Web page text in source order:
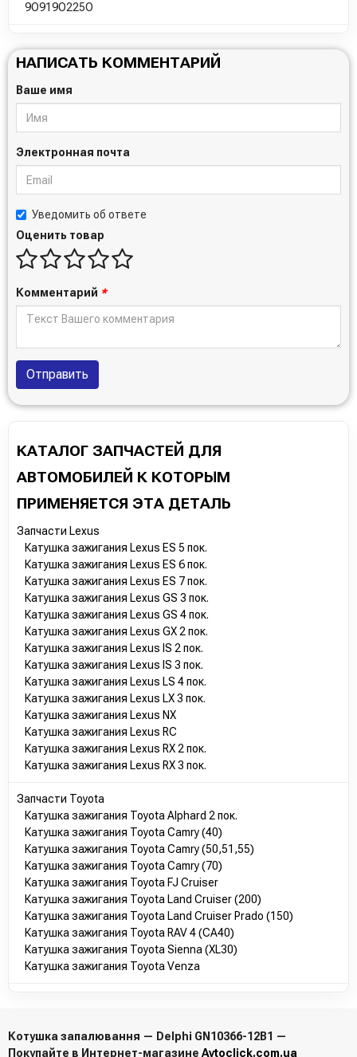
9O919O225O
НАПИСАТЬ КОММЕНТАРИЙ
Ваше имя
Электронная почта
Уведомить об ответе
Оценить товар
Комментарий *
Отправить
КАТАЛОГ ЗАПЧАСТЕЙ ДЛЯ
АВТОМОБИЛЕЙ К КОТОРЫМ
ПРИМЕНЯЕТСЯ ЭТА ДЕТАЛЬ
Запчасти Lexus
Катушка зажигания Lexus ES 5 пок.
Катушка зажигания Lexus ES 6 пок.
Катушка зажигания Lexus ES 7 пок.
Катушка зажигания Lexus GS 3 пок.
Катушка зажигания Lexus GS 4 пок.
Катушка зажигания Lexus GX 2 пок.
Катушка зажигания Lexus IS 2 пок.
Катушка зажигания Lexus IS 3 пок.
Катушка зажигания Lexus LS 4 пок.
Катушка зажигания Lexus LX 3 пок.
Катушка зажигания Lexus NX
Катушка зажигания Lexus RC
Катушка зажигания Lexus RX 2 пок.
Катушка зажигания Lexus RX 3 пок.
Запчасти Toyota
Катушка зажигания Toyota Alphard 2 пок.
Катушка зажигания Toyota Camry (40)
Катушка зажигания Toyota Camry (50,51,55)
Катушка зажигания Toyota Camry (70)
Катушка зажигания Toyota FJ Cruiser
Катушка зажигания Toyota Land Cruiser (200)
Катушка зажигания Toyota Land Cruiser Prado (150)
Катушка зажигания Toyota RAV 4 (CA40)
Катушка зажигания Toyota Sienna (XL30)
Катушка зажигания Toyota Venza
Котушка запалювання — Delphi GN10366-12B1 —
Покупайте в Интернет-магазине Avtoclick.com.ua